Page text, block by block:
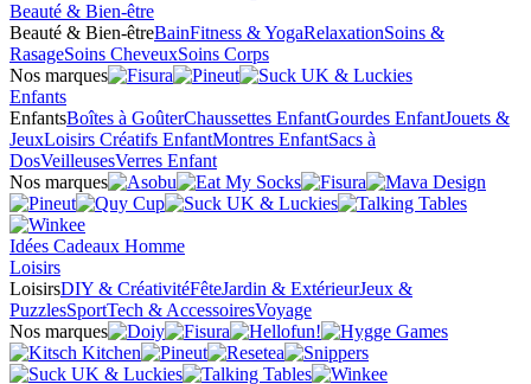
Beauté & Bien-être
Beauté & Bien-êtreBainFitness & YogaRelaxationSoins &
RasageSoins CheveuxSoins Corps
Nos marques
Enfants
EnfantsBoîtes à GoûterChaussettes EnfantGourdes EnfantJouets &
JeuxLoisirs Créatifs EnfantMontres EnfantSacs à
DosVeilleusesVerres Enfant
Nos marques
Idées Cadeaux Homme
Loisirs
LoisirsDIY & CréativitéFêteJardin & ExtérieurJeux &
PuzzlesSportTech & AccessoiresVoyage
Nos marques